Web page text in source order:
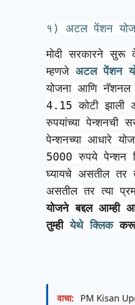
१) अटल पेंशन
मोदी सरकारने सुरू
म्हणजे अटल पेंशन
योजना आणि नॅशनल
4.15 कोटी झाली
रुपयांच्या पेन्शनची
पेन्शनच्या आधारे
5000 रुपये पेन्शन
घ्यायचे असतील तर
असतील तर त्या
योजने बद्दल आम्ही
तुम्ही येथे क्लिक
वाचा: PM Kisan